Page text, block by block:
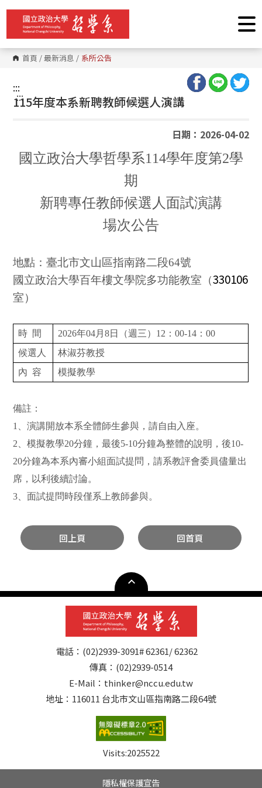
跳
要
內
容
區 首頁 /最新消息 / 系所公告
:::
:::
115年度本系新聘教師候選人演講
日期：2026-04-02
國立政治大學哲學系114學年度第2學
期
新聘專任教師候選人面試演講
場次公告
地點：臺北市文山區指南路二段64號
國立政治大學百年樓文學院多功能教室（330106
室）
時 間 2026年04月8日（週三）12：00-14：00
候選人
林淑芬教授
內 容
模擬教學
備註：
1
、演講開放本系全體師生參與，請自由入座。
2 、模擬教學20分鐘，最後5-10分鐘為整體的說明，後10-
20分鐘為本系內審小組面試提問，請系教評會委員儘量出
席，以利後續討論。
3 、面試提問時段僅系上教師參與。
回上頁 回首頁
電話：(02)2939-3091# 62361/ 62362
傳真：(02)2939-0514
E-Mail：thinker@nccu.edu.tw
地址：116011 台北市文山區指南路二段64號
Visits:2025522
隱私權保護宣告